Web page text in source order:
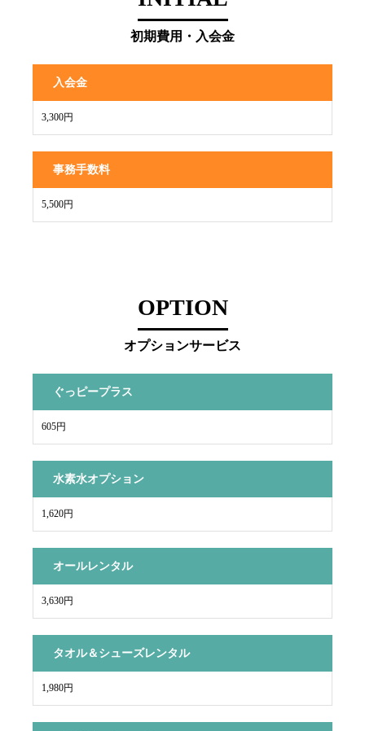
初期費用・入会金
入会金
3,300円
事務手数料
5,500円
OPTION
オプションサービス
ぐっピープラス
605円
水素水オプション
1,620円
オールレンタル
3,630円
タオル＆シューズレンタル
1,980円